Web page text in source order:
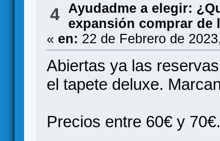
4
Ayudadme a elegir:
expansión comprar de
« en: 22 de Febrero de
Abiertas ya las
el tapete deluxe.
Precios entre 60€ y